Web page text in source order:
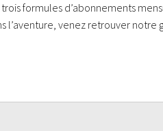
formules d’abonnements
l’aventure, venez retrouver notre